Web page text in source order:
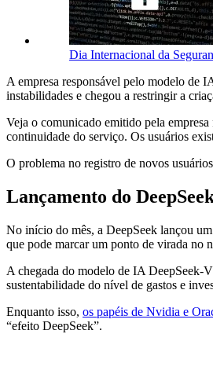
Dia Internacional da
A empresa responsável pelo modelo de
instabilidades e chegou a restringir a
Veja o comunicado emitido pela
continuidade do serviço. Os usuários
O problema no registro de novos
Lançamento do
No início do mês, a DeepSeek lançou
que pode marcar um ponto de virada no
A chegada do modelo de IA DeepSeek-
sustentabilidade do nível de gastos e
Enquanto isso, os papéis de Nvidia e
“efeito DeepSeek”.